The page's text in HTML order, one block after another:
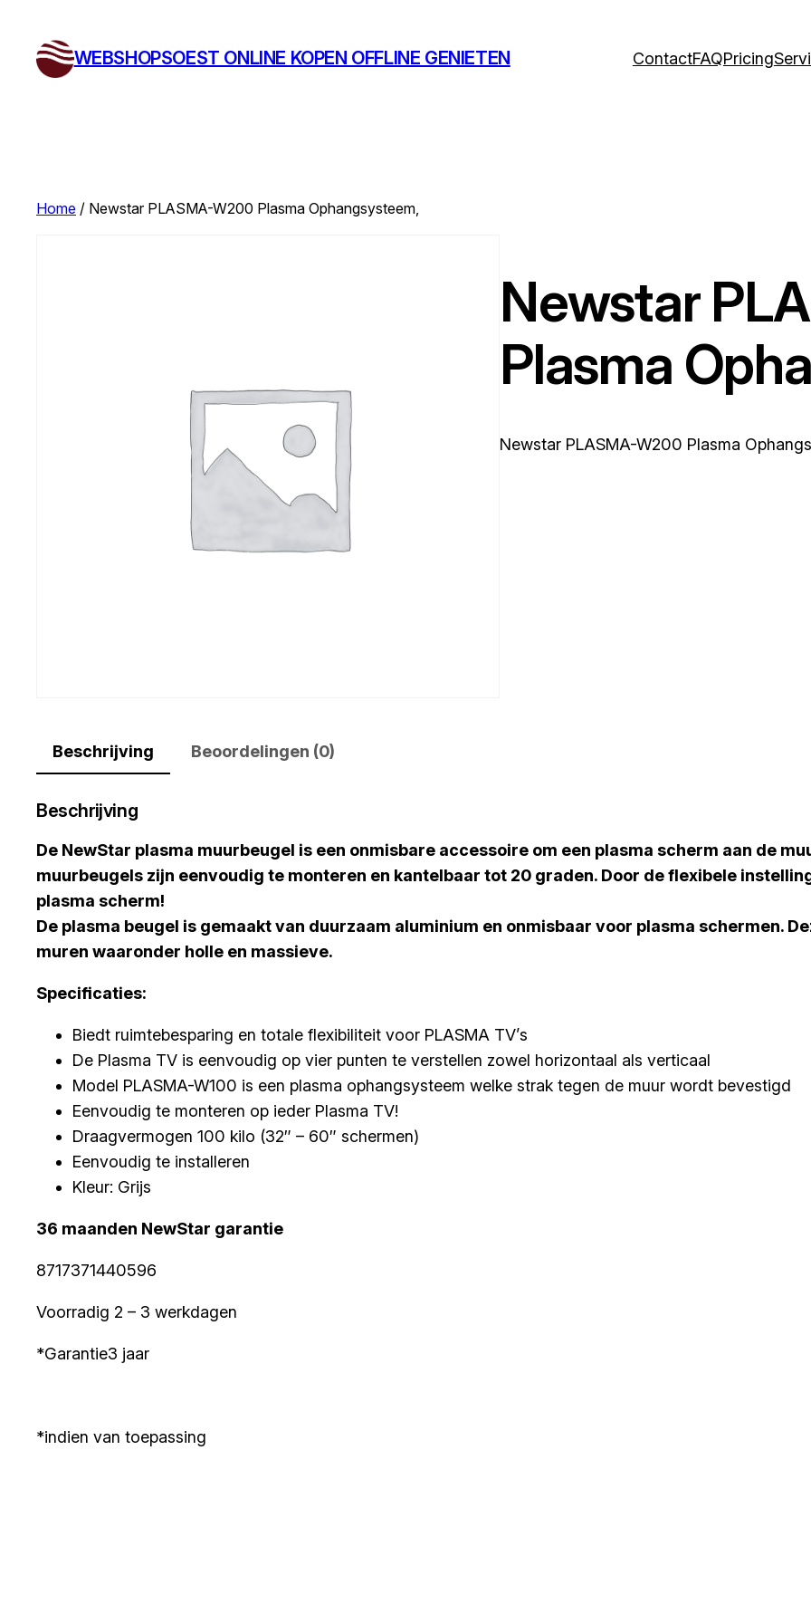
WEBSHOPSOEST ONLINE KOPEN OFFLINE GENIETEN ContactFAQPricing
Home / Newstar PLASMA-W200 Plasma Ophangsysteem,
Newstar
Plasma
Newstar PLASMA-W200 Plasma
Beschrijving Beoordelingen (0)
Beschrijving
De NewStar plasma muurbeugel is een onmisbare accessoire om een plasma scherm aan de
muurbeugels zijn eenvoudig te monteren en kantelbaar tot 20 graden. Door de flexibele
plasma scherm!
De plasma beugel is gemaakt van duurzaam aluminium en onmisbaar voor plasma schermen.
muren waaronder holle en massieve.
Specificaties:
Biedt ruimtebesparing en totale flexibiliteit voor PLASMA TV’s
De Plasma TV is eenvoudig op vier punten te verstellen zowel horizontaal als verticaal
Model PLASMA-W100 is een plasma ophangsysteem welke strak tegen de muur wordt bevestigd
Eenvoudig te monteren op ieder Plasma TV!
Draagvermogen 100 kilo (32″ – 60″ schermen)
Eenvoudig te installeren
Kleur: Grijs
36 maanden NewStar garantie
8717371440596
Voorradig 2 – 3 werkdagen
*Garantie3 jaar
*indien van toepassing